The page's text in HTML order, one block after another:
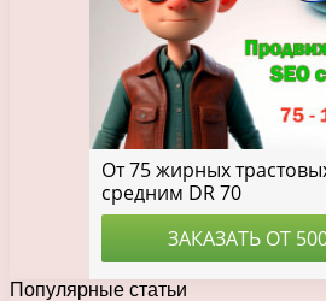
Популярные статьи